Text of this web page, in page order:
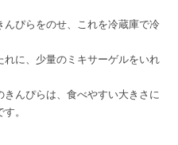
ぴらをのせ、これを冷蔵庫で冷
に、少量のミキサーゲルをいれ
んぴらは、食べやすい大きさに
。